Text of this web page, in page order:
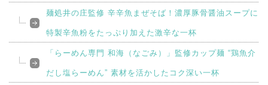
麺処井の庄監修 辛辛魚まぜそば！濃厚豚骨醤油スープに
特製辛魚粉をたっぷり加えた激辛な一杯
「らーめん専門 和海（なごみ）」監修カップ麺 “鶏魚介
だし塩らーめん” 素材を活かしたコク深い一杯